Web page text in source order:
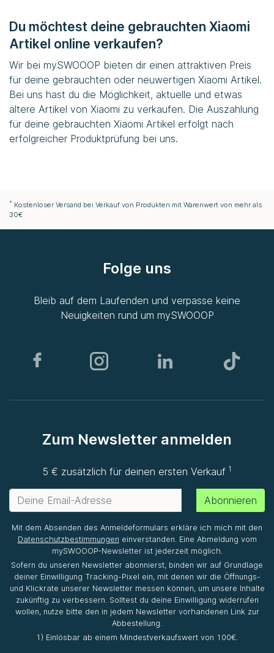
Du möchtest deine gebrauchten Xiaomi
Artikel online verkaufen?
Wir bei mySWOOOP bieten dir einen attraktiven Preis
für deine gebrauchten oder neuwertigen Xiaomi Artikel.
Bei uns hast du die Möglichkeit, aktuelle und etwas
ältere Artikel von Xiaomi zu verkaufen. Die Auszahlung
für deine gebrauchten Xiaomi Artikel erfolgt nach
erfolgreicher Produktprüfung bei uns.
* Kostenloser Versand bei Verkauf von Produkten mit Warenwert von mehr als
30€
Folge uns
Bleib auf dem Laufenden und verpasse keine
Neuigkeiten rund um mySWOOOP
Zum Newsletter anmelden
5 € zusätzlich für deinen ersten Verkauf1
Abonnieren
Mit dem Absenden des Anmeldeformulars erkläre ich mich mit den
Datenschutzbestimmungen einverstanden. Eine Abmeldung vom
mySWOOOP-Newsletter ist jederzeit möglich.
Sofern du unseren Newsletter abonnierst, binden wir auf Grundlage
deiner Einwilligung Tracking-Pixel ein, mit denen wir die Öffnungs-
und Klickrate unserer Newsletter messen können, um unsere Inhalte
zukünftig zu verbessern. Solltest du deine Einwilligung widerrufen
wollen, nutze bitte den in jedem Newsletter vorhandenen Link zur
Abbestellung.
1) Einlösbar ab einem Mindestverkaufswert von 100€.